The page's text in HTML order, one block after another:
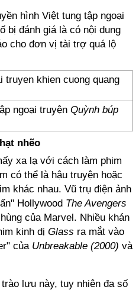
hình Việt tung tập ngoại
bị đánh giá là có nội dung
cho đơn vị tài trợ quá lộ
ngoại truyện Quỳnh búp
nhẽo
xa lạ với cách làm phim
có thể là hậu truyện hoặc
khác nhau. Vũ trụ điện ảnh
Hollywood The Avengers
của Marvel. Nhiều khán
kinh dị Glass ra mắt vào
của Unbreakable (2000) và
lưu này, tuy nhiên đa số